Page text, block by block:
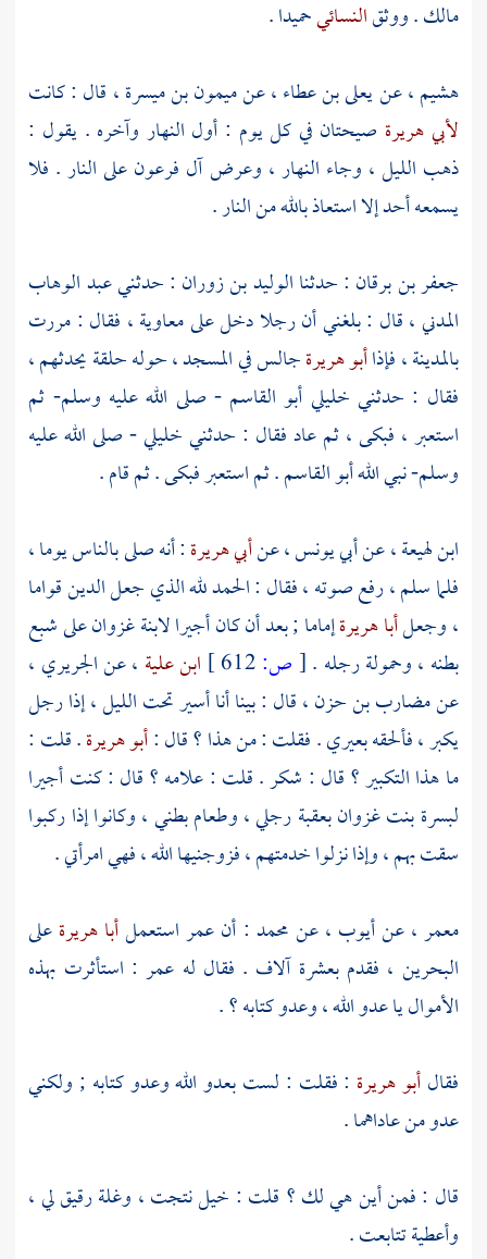
مالك. ووثقالنسائيحميدا.
هشيم، عنيعلى بن عطاء، عنميمون بن ميسرة، قال : كانت
لأبي هريرة صيحتان في كل يوم : أول النهار وآخره . يقول :
ذهب الليل ، وجاء النهار ، وعرضآل فرعونعلى النار . فلا
يسمعه أحد إلا استعاذ بالله من النار .
جعفر بن برقان : حدثناالوليد بن زوران : حدثنيعبد الوهاب
المدني، قال : بلغني أن رجلا دخل علىمعاوية، فقال : مررت
بالمدينة، فإذاأبو هريرةجالس في المسجد ، حوله حلقة يحدثهم ،
فقال : حدثني خليلي أبو القاسم - صلى الله عليه وسلم- ثم
استعبر ، فبكى ، ثم عاد فقال : حدثني خليلي - صلى الله عليه
وسلم- نبي الله أبو القاسم . ثم استعبر فبكى . ثم قام .
ابن لهيعة، عنأبي يونس، عنأبي هريرة: أنه صلى بالناس يوما ،
فلما سلم ، رفع صوته ، فقال : الحمد لله الذي جعل الدين قواما
، وجعلأبا هريرةإماما ; بعد أن كان أجيرالابنة غزوانعلى شبع
بطنه ، وحمولة رجله .[ص: ابن علية ، عنالجريري ،
عنمضارب بن حزن، قال : بينا أنا أسير تحت الليل ، إذا رجل
يكبر ، فألحقه بعيري . فقلت : من هذا ؟ قال :أبو هريرة. قلت :
ما هذا التكبير ؟ قال : شكر . قلت : علامه ؟ قال : كنت أجيرا
لبسرة بنت غزوانبعقبة رجلي ، وطعام بطني ، وكانوا إذا ركبوا
سقت بهم ، وإذا نزلوا خدمتهم ، فزوجنيها الله ، فهي امرأتي .
معمر، عنأيوب ، عنمحمد : أنعمراستعملأبا هريرةعلى
البحرين ، فقدم بعشرة آلاف . فقال له عمر : استأثرت بهذه
الأموال يا عدو الله ، وعدو كتابه ؟ .
فقالأبو هريرة : فقلت : لست بعدو الله وعدو كتابه ; ولكني
عدو من عاداهما .
قال : فمن أين هي لك ؟ قلت : خيل نتجت ، وغلة رقيق لي ،
وأعطية تتابعت .